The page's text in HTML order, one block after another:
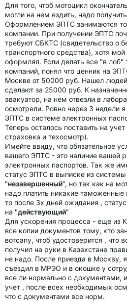
Для того, чтоб мотоцикл
могли на нем ездить, надо
Оформлением ЭПТС занимаются
компании. При получении ЭПТС
требуют СБКТС (свидетельство о
транспортного средства), хотя
оформлял. Если делать все "в лоб"
компаний, понял что ценник на
Москве от 50000 руб. Нашел
сделают за 25000 руб. К
эвакуатор, на нем отвезли в
осмотрели. Ровно через 3 недели
ЭПТС в системе электронных
Теперь осталось поставить на
страховка и техосмотр).
Имейте ввиду, что обязательное
вашего ЭПТС - это наличие вашей
электронных паспортов. Так же
статус ЭПТС в выписке из
"незавершенный", но так как на
надо платить никакие
то после 3х дней ожидания ,
на "действующий"
Для ускорения процесса - еще из
все копии документов тому, кто
вотсапу, чтоб удостоверится , что
получил на руки в Казахстане
не надо. После приезда в Москву,
съездил в МРЭО и в окошке у
все ли нормально с документами,
учет , после всех необходимых
что с документами все норм.